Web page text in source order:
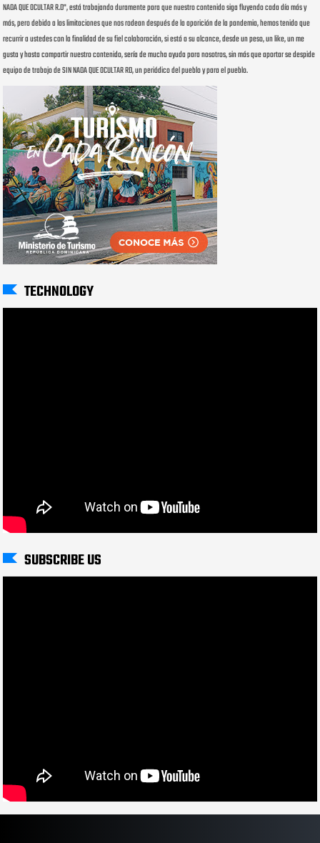
NADA QUE OCULTAR R.D", está trabajando duramente para que nuestro contenido siga fluyendo cada día más y
más, pero debido a las limitaciones que nos rodean después de la aparición de la pandemia, hemos tenido que
recurrir a ustedes con la finalidad de su fiel colaboración, si está a su alcance, desde un peso, un like, un me
gusta y hasta compartir nuestro contenido, sería de mucha ayuda para nosotros, sin más que aportar se despide
equipo de trabajo de SIN NADA QUE OCULTAR RD, un periódico del pueblo y para el pueblo.
TECHNOLOGY
SUBSCRIBE US